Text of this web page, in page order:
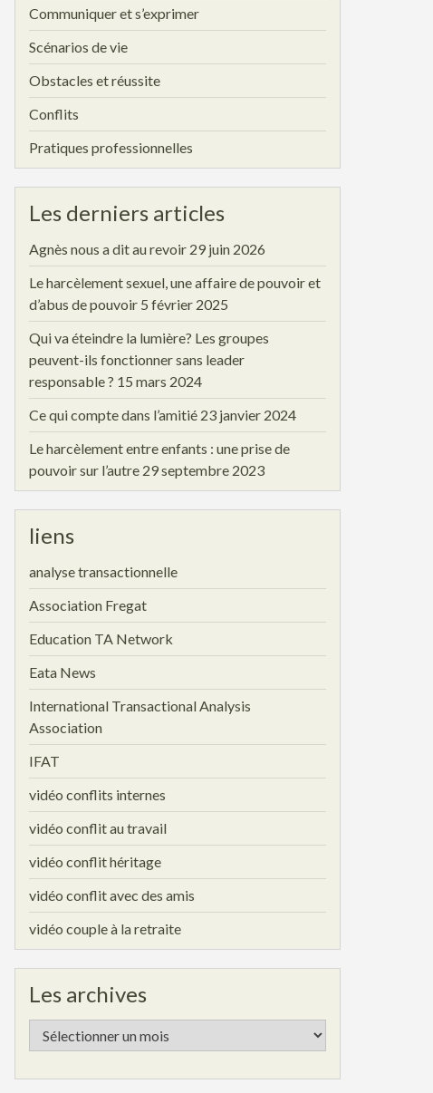
Communiquer et s’exprimer
Scénarios de vie
Obstacles et réussite
Conflits
Pratiques professionnelles
Les derniers articles
Agnès nous a dit au revoir 29 juin 2026
Le harcèlement sexuel, une affaire de pouvoir et
d’abus de pouvoir 5 février 2025
Qui va éteindre la lumière? Les groupes
peuvent-ils fonctionner sans leader
responsable ? 15 mars 2024
Ce qui compte dans l’amitié 23 janvier 2024
Le harcèlement entre enfants : une prise de
pouvoir sur l’autre 29 septembre 2023
liens
analyse transactionnelle
Association Fregat
Education TA Network
Eata News
International Transactional Analysis
Association
IFAT
vidéo conflits internes
vidéo conflit au travail
vidéo conflit héritage
vidéo conflit avec des amis
vidéo couple à la retraite
Les archives
Les
archives